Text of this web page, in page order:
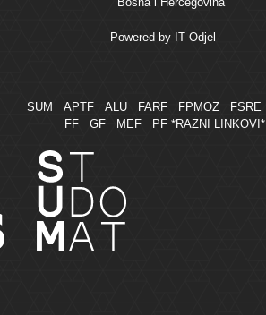
Powered by IT Odjel
SUM APTF ALU FARF FPMOZ FSRE
FF
GF MEF PF *RAZNI LINKOVI*